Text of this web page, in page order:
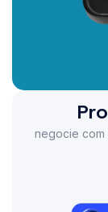
negocie com